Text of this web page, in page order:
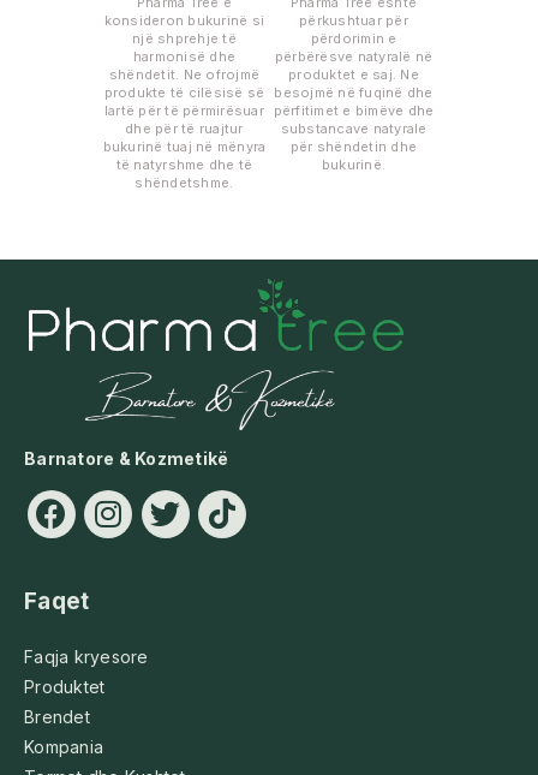
konsideron bukurinë si
një shprehje të
harmonisë dhe
shëndetit. Ne ofrojmë
produkte të cilësisë së
lartë për të përmirësuar
dhe për të ruajtur
bukurinë tuaj në mënyra
të natyrshme dhe të
shëndetshme.
përkushtuar për
përdorimin e
përbërësve natyralë në
produktet e saj. Ne
besojmë në fuqinë dhe
përfitimet e bimëve dhe
substancave natyrale
për shëndetin dhe
bukurinë.
Barnatore & Kozmetikë
Faqet
Faqja kryesore
Produktet
Brendet
Kompania